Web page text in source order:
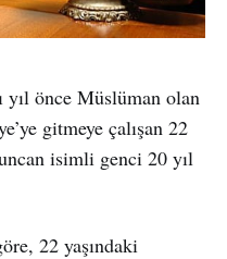
yıl önce Müslüman olan
gitmeye çalışan 22
isimli genci 20 yıl
22 yaşındaki